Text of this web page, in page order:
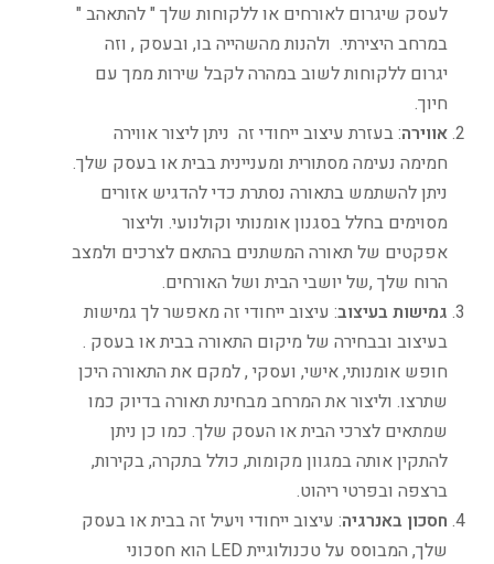
לעסק שיגרום לאורחים או ללקוחות שלך " להתאהב "
במרחב היצירתי. ולהנות מהשהייה בו, ובעסק , וזה
יגרום ללקוחות לשוב במהרה לקבל שירות ממך עם
חיוך.
אווירה: בעזרת עיצוב ייחודי זה ניתן ליצור אווירה
חמימה נעימה מסתורית ומעניינית בבית או בעסק שלך.
ניתן להשתמש בתאורה נסתרת כדי להדגיש אזורים
מסוימים בחלל בסגנון אומנותי וקולנועי. וליצור
אפקטים של תאורה המשתנים בהתאם לצרכים ולמצב
הרוח שלך ,של יושבי הבית ושל האורחים.
גמישות בעיצוב: עיצוב ייחודי זה מאפשר לך גמישות
בעיצוב ובבחירה של מיקום התאורה בבית או בעסק .
חופש אומנותי, אישי, ועסקי , למקם את התאורה היכן
שתרצו. וליצור את המרחב מבחינת תאורה בדיוק כמו
שמתאים לצרכי הבית או העסק שלך. כמו כן ניתן
להתקין אותה במגוון מקומות, כולל בתקרה, בקירות,
ברצפה ובפרטי ריהוט.
חסכון באנרגיה: עיצוב ייחודי ויעיל זה בבית או בעסק
שלך, המבוסס על טכנולוגיית LED הוא חסכוני